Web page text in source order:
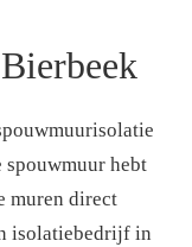
hebt
muren direct
isolatiebedrijf in